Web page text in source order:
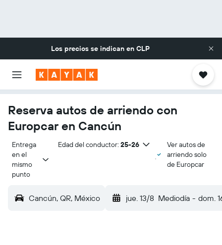
Los precios se indican en CLP
Reserva autos de arriendo con
Europcar en Cancún
Entrega
en el
mismo
punto
Edad del conductor: 25-26
Ver autos de
arriendo solo
de Europcar
Cancún, QR, México jue. 13/8 Mediodía - dom.